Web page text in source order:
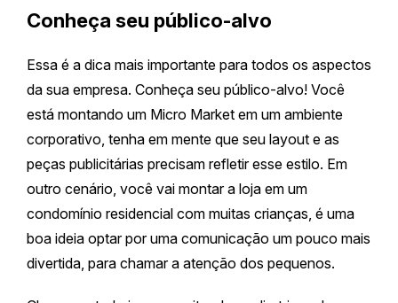
Conheça seu público-alvo
Essa é a dica mais importante para todos os aspectos
da sua empresa. Conheça seu público-alvo! Você
está montando um Micro Market em um ambiente
corporativo, tenha em mente que seu layout e as
peças publicitárias precisam refletir esse estilo. Em
outro cenário, você vai montar a loja em um
condomínio residencial com muitas crianças, é uma
boa ideia optar por uma comunicação um pouco mais
divertida, para chamar a atenção dos pequenos.